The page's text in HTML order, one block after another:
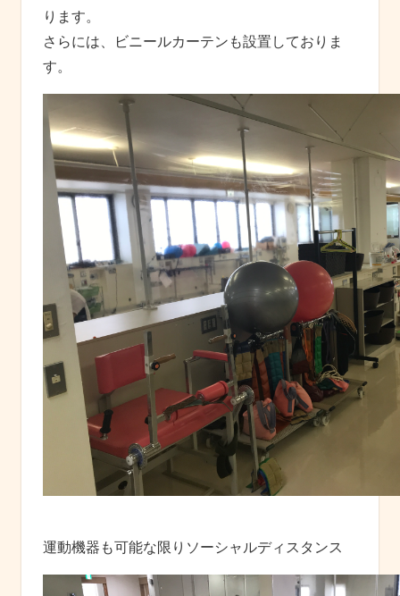
ります。
さらには、ビニールカーテンも設置しておりま
す。
運動機器も可能な限りソーシャルディスタンス